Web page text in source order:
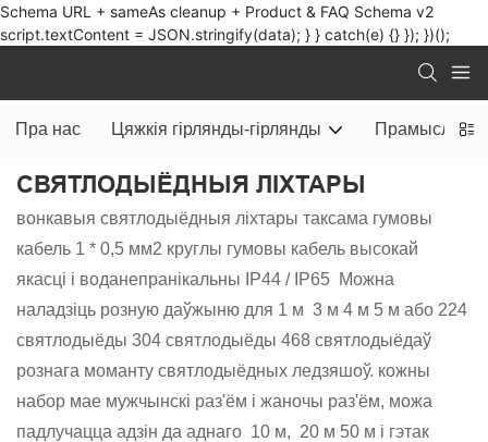
Schema URL + sameAs cleanup + Product & FAQ Schema v2
script.textContent = JSON.stringify(data); } } catch(e) {} }); })();
Пра нас Цяжкія гірлянды-гірлянды
СВЯТЛОДЫЁДНЫЯ ЛІХТАРЫ
вонкавыя святлодыёдныя ліхтары таксама гумовы
кабель 1 * 0,5 мм2 круглы гумовы кабель высокай
якасці і воданепранікальны IP44 / IP65 Можна
наладзіць розную даўжыню для 1 м 3 м 4 м 5 м або 224
святлодыёды 304 святлодыёды 468 святлодыёдаў
рознага моманту святлодыёдных ледзяшоў. кожны
набор мае мужчынскі раз'ём і жаночы раз'ём, можа
падлучацца адзін да аднаго 10 м, 20 м 50 м і гэтак